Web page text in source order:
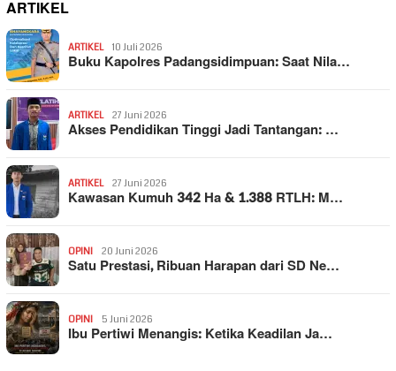
ARTIKEL
ARTIKEL 10 Juli 2026
Buku Kapolres Padangsidimpuan: Saat Nila…
ARTIKEL 27 Juni 2026
Akses Pendidikan Tinggi Jadi Tantangan: …
ARTIKEL 27 Juni 2026
Kawasan Kumuh 342 Ha & 1.388 RTLH: M…
OPINI 20 Juni 2026
Satu Prestasi, Ribuan Harapan dari SD Ne…
OPINI 5 Juni 2026
Ibu Pertiwi Menangis: Ketika Keadilan Ja…